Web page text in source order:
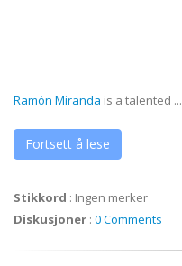
Ramón Miranda is a talented ...
Fortsett å lese
Stikkord : Ingen merker
Diskusjoner : 0 Comments